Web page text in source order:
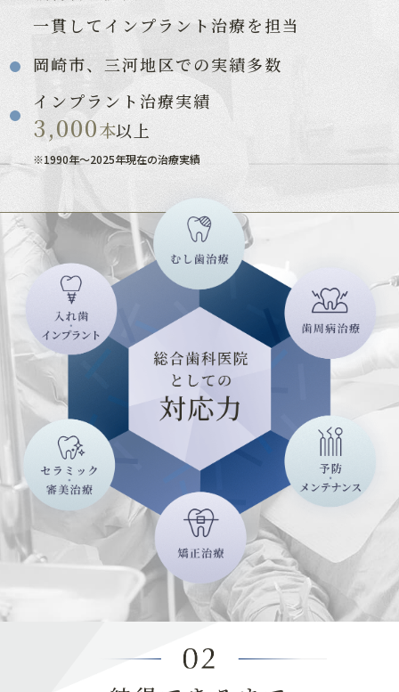
一貫してインプラント治療を担当
岡崎市、三河地区での実績多数
インプラント治療実績
3,000本以上
※1990年〜2025年現在の治療実績